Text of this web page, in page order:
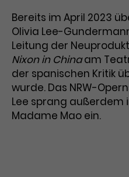
Zweck
misst die
Bereits im April 2023
Olivia Lee-
Leitung der
Nixon in Chinaam
der spanischen Kritik
wurde. Das NRW-
Lee sprang außerdem
Madame Mao ein.